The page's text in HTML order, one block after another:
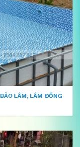
LÂM, LÂM ĐỒNG